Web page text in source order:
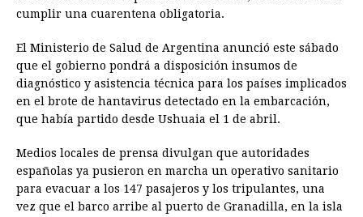
cumplir una cuarentena obligatoria.
El Ministerio de Salud de Argentina anunció este sábado
que el gobierno pondrá a disposición insumos de
diagnóstico y asistencia técnica para los países implicados
en el brote de hantavirus detectado en la embarcación,
que había partido desde Ushuaia el 1 de abril.
Medios locales de prensa divulgan que autoridades
españolas ya pusieron en marcha un operativo sanitario
para evacuar a los 147 pasajeros y los tripulantes, una
vez que el barco arribe al puerto de Granadilla, en la isla